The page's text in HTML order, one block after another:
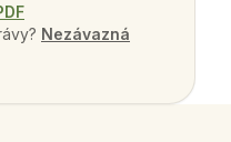
Nezávazná